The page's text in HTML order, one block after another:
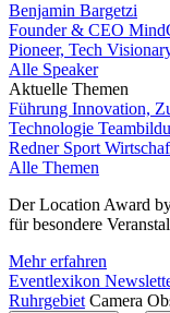
Benjamin Bargetzi
Founder & CEO
Pioneer, Tech
Alle Speaker
Aktuelle Themen
Führung Innovation,
Technologie
Redner Sport
Alle Themen
Der Location Award
für besondere
Mehr erfahren
Eventlexikon
Ruhrgebiet Camera